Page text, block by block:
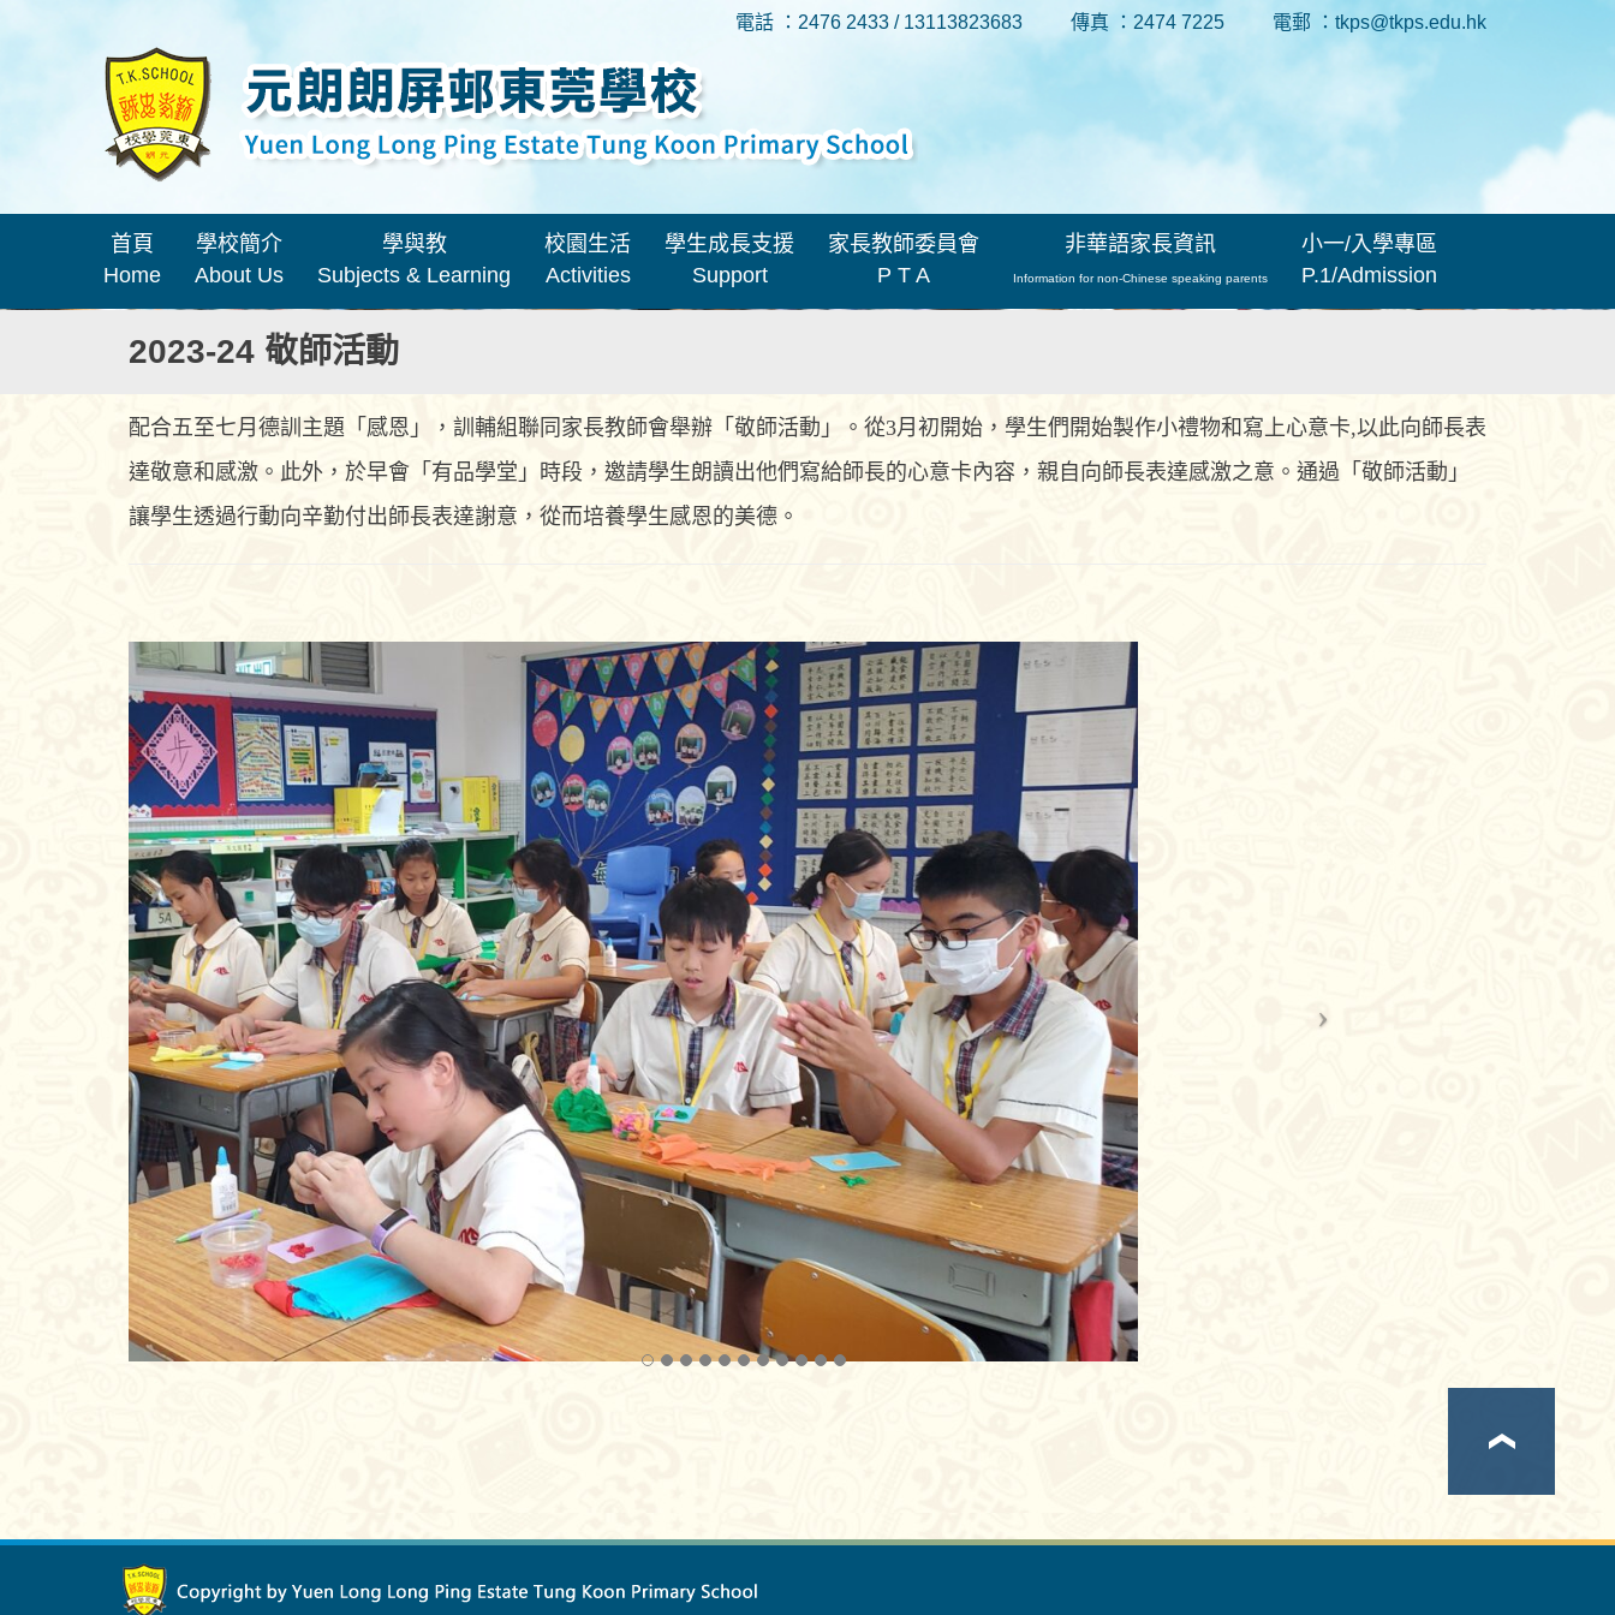
電話 ：2476 2433 / 13113823683 傳真 ：2474 7225 電郵 ：tkps@tkps.edu.hk
首頁
Home
學校簡介
About Us
學與教
Subjects & Learning
校園生活
Activities
學生成長支援
Support
家長教師委員會
P T A
非華語家長資訊
Information for non-Chinese speaking parents
小一/入學專區
P.1/Admission
2023-24 敬師活動
配合五至七月德訓主題「感恩」，訓輔組聯同家長教師會舉辦「敬師活動」。從3月初開始，學生們開始製作小禮物和寫上心意卡,以此向師長表
達敬意和感激。此外，於早會「有品學堂」時段，邀請學生朗讀出他們寫給師長的心意卡內容，親自向師長表達感激之意。通過「敬師活動」
讓學生透過行動向辛勤付出師長表達謝意，從而培養學生感恩的美德。